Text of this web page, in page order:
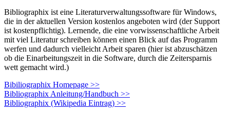
Bibliographix ist eine Literaturverwaltungssoftware für Windows,
die in der aktuellen Version kostenlos angeboten wird (der Support
ist kostenpflichtig). Lernende, die eine vorwissenschaftliche Arbeit
mit viel Literatur schreiben können einen Blick auf das Programm
werfen und dadurch vielleicht Arbeit sparen (hier ist abzuschätzen
ob die Einarbeitungszeit in die Software, durch die Zeitersparnis
wett gemacht wird.)
Bibiliographix Homepage >>
Bibliographix Anleitung/Handbuch >>
Bibliographix (Wikipedia Eintrag) >>